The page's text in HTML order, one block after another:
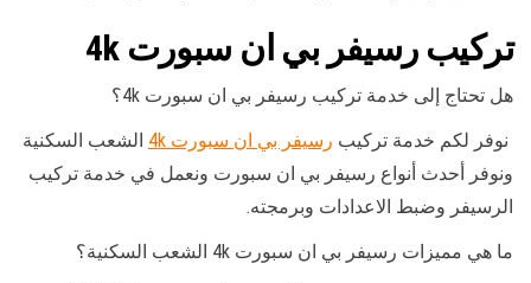
تركيب رسيفر بي ان سبورت 4k
هل تحتاج إلى خدمة تركيب رسيفر بي ان سبورت 4k؟
نوفر لكم خدمة تركيب رسيفر بي ان سبورت 4k
الشعب السكنية
ونوفر أحدث أنواع رسيفر بي ان سبورت ونعمل في خدمة تركيب
الرسيفر وضبط الاعدادات وبرمجته.
ما هي مميزات رسيفر بي ان سبورت 4k الشعب السكنية؟